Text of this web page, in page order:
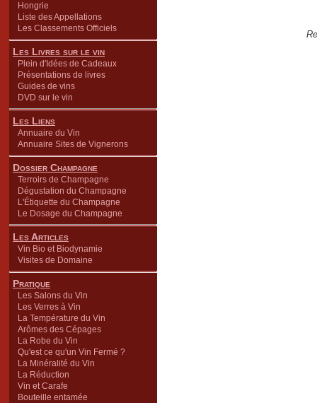
Hongrie
Liste des Appellations
Les Classements Officiels
Les Livres sur le vin
Plein d'Idées de Cadeaux
Présentations de livres
Guides de vins
DVD sur le vin
Les Liens
Annuaire du Vin
Annuaire Sites de Vignerons
Dossier Champagne
Terroirs de Champagne
Dégustation du Champagne
L'Étiquette du Champagne
Le Dosage du Champagne
Les Articles
Vin Bio et Biodynamie
Visites de Domaine
Pratique
Les Salons du Vin
Les Verres à Vin
La Température du Vin
Arômes des Cépages
La Robe du Vin
Qu'est ce qu'un Vin Fermé ?
La Minéralité du Vin
La Réduction
Vin et Carafe
Bouteille entamée